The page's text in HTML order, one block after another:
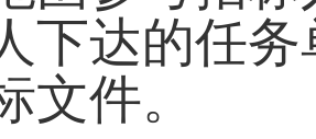
下达的任
文件。